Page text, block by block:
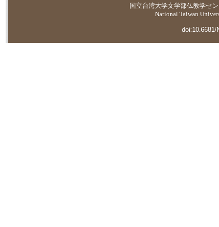
国立台湾大学文学部仏教学セ
National Taiwan
doi:10.6681/